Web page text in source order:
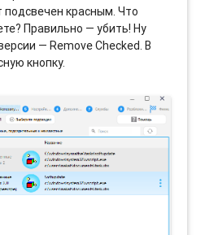
подсвечен красным. Что
Правильно — убить! Ну
— Remove Checked. В
кнопку.